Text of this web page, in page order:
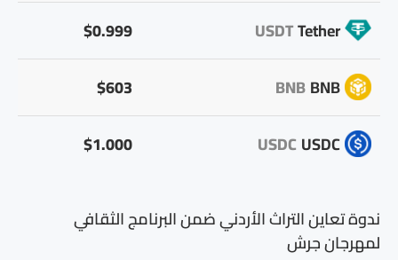
Tether
USDT
$0.999
BNB
BNB
$603
USDC
USDC
$1.000
ندوة تعاين التراث الأردني ضمن البرنامج الثقافي
لمهرجان جرش